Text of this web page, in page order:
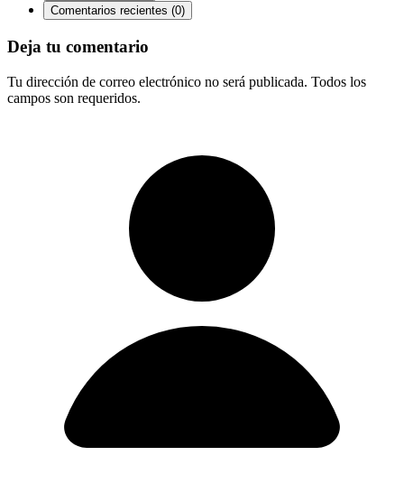
Comentarios recientes (0)
Deja tu comentario
Tu dirección de correo electrónico no será publicada. Todos los
campos son requeridos.